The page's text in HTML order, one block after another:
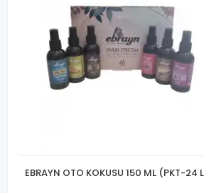
EBRAYN OTO KOKUSU 150 ML (PKT-24